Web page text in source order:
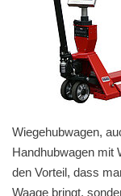
Wiegehubwagen,
Handhubwagen mit
den Vorteil, dass
Waage bringt,